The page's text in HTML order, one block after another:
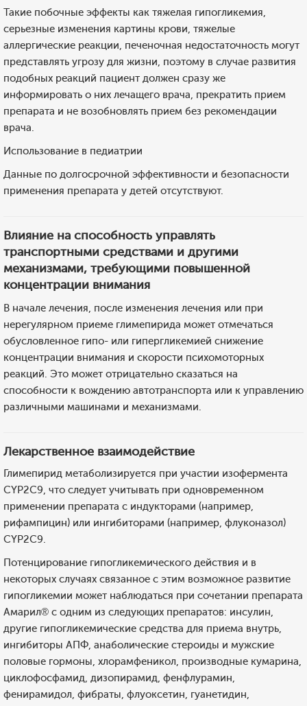
Такие побочные эффекты как тяжелая гипогликемия,
серьезные изменения картины крови, тяжелые
аллергические реакции, печеночная недостаточность могут
представлять угрозу для жизни, поэтому в случае развития
подобных реакций пациент должен сразу же
информировать о них лечащего врача, прекратить прием
препарата и не возобновлять прием без рекомендации
врача.
Использование в педиатрии
Данные по долгосрочной эффективности и безопасности
применения препарата у детей отсутствуют.
Влияние на способность управлять
транспортными средствами и другими
механизмами, требующими повышенной
концентрации внимания
В начале лечения, после изменения лечения или при
нерегулярном приеме глимепирида может отмечаться
обусловленное гипо- или гипергликемией снижение
концентрации внимания и скорости психомоторных
реакций. Это может отрицательно сказаться на
способности к вождению автотранспорта или к управлению
различными машинами и механизмами.
Лекарственное взаимодействие
Глимепирид метаболизируется при участии изофермента
CYP2C9, что следует учитывать при одновременном
применении препарата с индукторами (например,
рифампицин) или ингибиторами (например, флуконазол)
CYP2C9.
Потенцирование гипогликемического действия и в
некоторых случаях связанное с этим возможное развитие
гипогликемии может наблюдаться при сочетании препарата
Амарил® с одним из следующих препаратов: инсулин,
другие гипогликемические средства для приема внутрь,
ингибиторы АПФ, анаболические стероиды и мужские
половые гормоны, хлорамфеникол, производные кумарина,
циклофосфамид, дизопирамид, фенфлурамин,
фенирамидол, фибраты, флуоксетин, гуанетидин,